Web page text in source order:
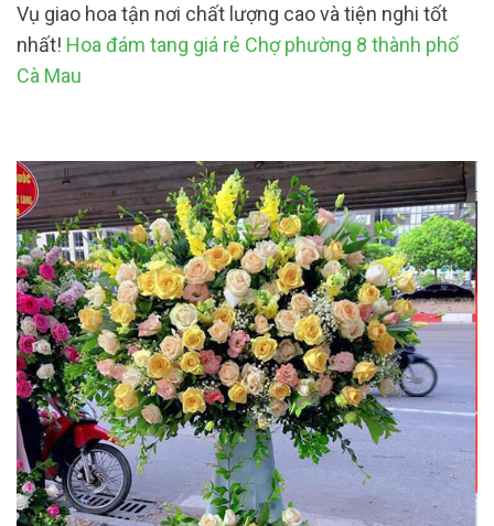
Vụ giao hoa tận nơi chất lượng cao và tiện nghi tốt
nhất! Hoa đám tang giá rẻ Chợ phường 8 thành phố
Cà Mau